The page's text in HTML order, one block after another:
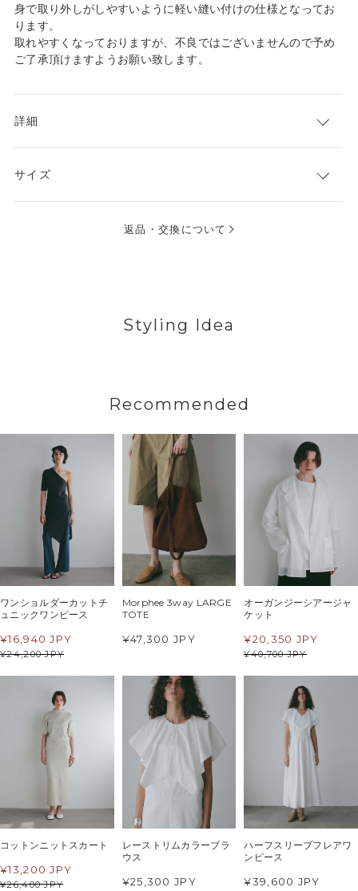
身で取り外しがしやすいように軽い縫い付けの仕様となってお
ります。
取れやすくなっておりますが、不良ではございませんので予め
ご了承頂けますようお願い致します。
詳細
サイズ
返品・交換について
Styling Idea
Recommended
ワンショルダーカットチ
ュニックワンピース
¥24,200 JPY
¥16,940 JPY
Morphee 3way LARGE
TOTE
¥47,300 JPY
オーガンジーシアージャ
ケット
¥40,700 JPY
¥20,350 JPY
コットンニットスカート
¥26,400 JPY
¥13,200 JPY
レーストリムカラーブラ
ウス
¥25,300 JPY
ハーフスリーブフレアワ
ンピース
¥39,600 JPY